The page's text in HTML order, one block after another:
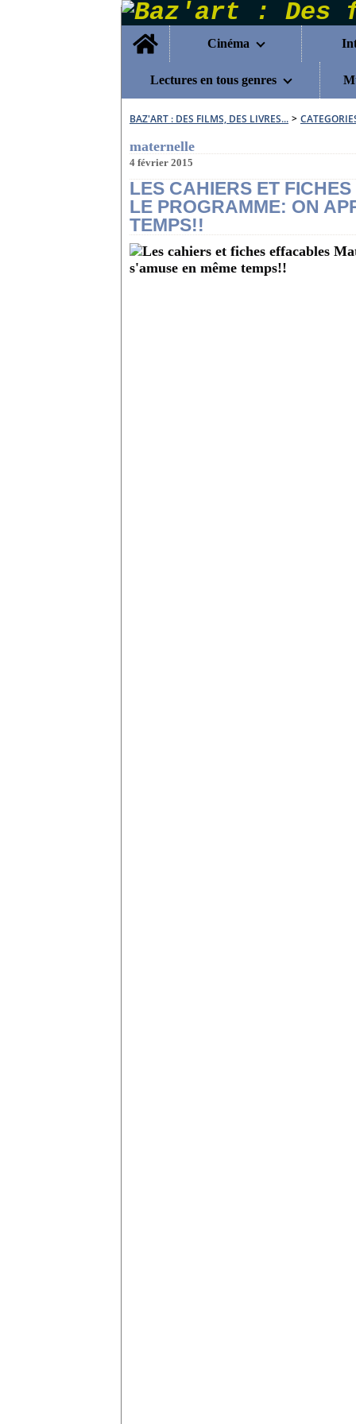
Home
Cinéma
Lectures en tous genres
BAZ'ART : DES FILMS, DES LIVRES... >
maternelle
4 février 2015
LES CAHIERS ET
LE PROGRAMME: ON
TEMPS!!